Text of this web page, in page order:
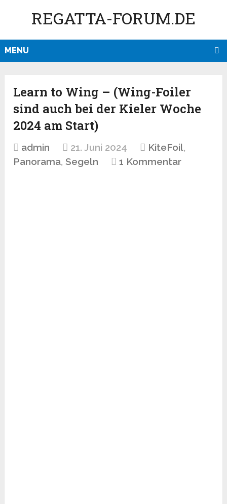
REGATTA-FORUM.DE
MENU
Learn to Wing – (Wing-Foiler
sind auch bei der Kieler Woche
2024 am Start)
admin 21. Juni 2024 KiteFoil,
Panorama,Segeln 1 Kommentar